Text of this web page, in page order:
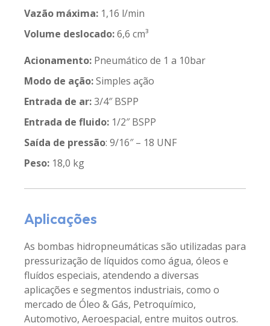
Vazão máxima: 1,16 l/min
Volume deslocado:6,6 cm³
Acionamento: Pneumático de 1 a 10bar
Modo de ação:Simples ação
Entrada de ar:3/4″ BSPP
Entrada de fluido: 1/2″ BSPP
Saída de pressão: 9/16″ – 18 UNF
Peso: 18,0 kg
Aplicações
As bombas hidropneumáticas são utilizadas para
pressurização de líquidos como água, óleos e
fluídos especiais, atendendo a diversas
aplicações e segmentos industriais, como o
mercado de Óleo & Gás, Petroquímico,
Automotivo, Aeroespacial, entre muitos outros.